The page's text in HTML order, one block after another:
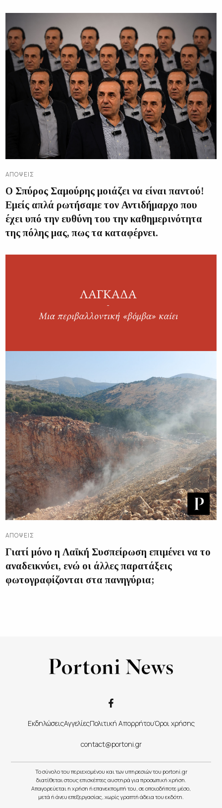
ΑΠΌΨΕΙΣ
Ο Σπύρος Σαμούρης μοιάζει να είναι παντού!
Εμείς απλά ρωτήσαμε τον Αντιδήμαρχο που
έχει υπό την ευθύνη του την καθημερινότητα
της πόλης μας, πως τα καταφέρνει.
ΑΠΌΨΕΙΣ
Γιατί μόνο η Λαϊκή Συσπείρωση επιμένει να το
αναδεικνύει, ενώ οι άλλες παρατάξεις
φωτογραφίζονται στα πανηγύρια;
ΕκδηλώσειςΑγγελίεςΠολιτική ΑπορρήτουΌροι χρήσης
contact@portoni.gr
Το σύνολο του περιεχομένου και των υπηρεσιών του portoni.gr
διατίθεται στους επισκέπτες αυστηρά για προσωπική χρήση.
Απαγορεύεται η χρήση ή επανεκπομπή του, σε οποιοδήποτε μέσο,
μετά ή άνευ επεξεργασίας, χωρίς γραπτή άδεια του εκδότη.